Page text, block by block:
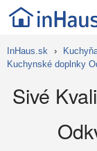
InHaus.sk ›
Kuchynské doplnky
Sivé